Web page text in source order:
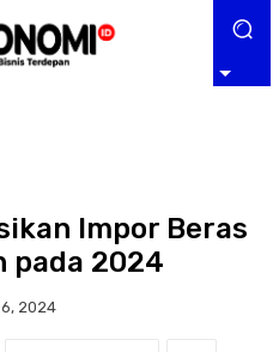
Impor Beras
pada 2024
2024